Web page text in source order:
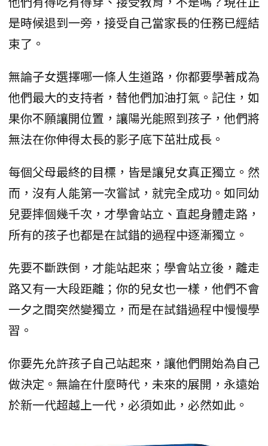
是時候退到一旁，接受自己當家長的任務已經結
束了。
無論子女選擇哪一條人生道路，你都要學著成為
他們最大的支持者，替他們加油打氣。記住，如
果你不願讓開位置，讓陽光能照到孩子，他們將
無法在你伸得太長的影子底下茁壯成長。
每個父母最終的目標，皆是讓兒女真正獨立。然
而，沒有人能第一次嘗試，就完全成功。如同幼
兒要摔個幾千次，才學會站立、直起身體走路，
所有的孩子也都是在試錯的過程中逐漸獨立。
先要不斷跌倒，才能站起來；學會站立後，離走
路又有一大段距離；你的兒女也一樣，他們不會
一夕之間突然變獨立，而是在試錯過程中慢慢學
習。
你要先允許孩子自己站起來，讓他們開始為自己
做決定。無論在什麼時代，未來的展開，永遠始
於新一代超越上一代，必須如此，必然如此。